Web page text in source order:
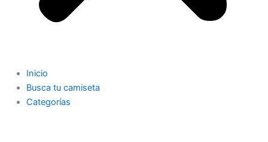
Inicio
Busca tu camiseta
Categorías